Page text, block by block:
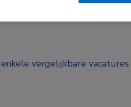
vergelijkbare vacatures